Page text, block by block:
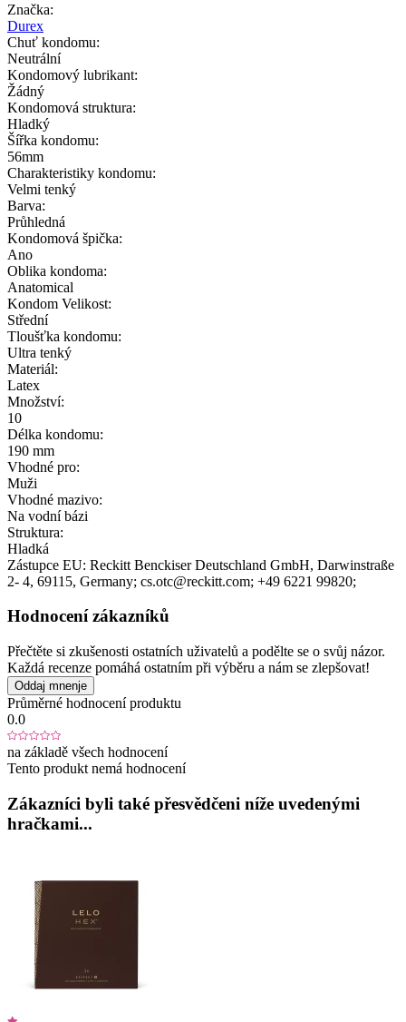
Značka:
Durex
Chuť kondomu:
Neutrální
Kondomový lubrikant:
Žádný
Kondomová struktura:
Hladký
Šířka kondomu:
56mm
Charakteristiky kondomu:
Velmi tenký
Barva:
Průhledná
Kondomová špička:
Ano
Oblika kondoma:
Anatomical
Kondom Velikost:
Střední
Tloušťka kondomu:
Ultra tenký
Materiál:
Latex
Množství:
10
Délka kondomu:
190 mm
Vhodné pro:
Muži
Vhodné mazivo:
Na vodní bázi
Struktura:
Hladká
Zástupce EU: Reckitt Benckiser Deutschland GmbH, Darwinstraße
2- 4, 69115, Germany; cs.otc@reckitt.com; +49 6221 99820;
Hodnocení zákazníků
Přečtěte si zkušenosti ostatních uživatelů a podělte se o svůj názor.
Každá recenze pomáhá ostatním při výběru a nám se zlepšovat!
Oddaj mnenje
Průměrné hodnocení produktu
0.0
na základě všech hodnocení
Tento produkt nemá hodnocení
Zákazníci byli také přesvědčeni níže uvedenými
hračkami...